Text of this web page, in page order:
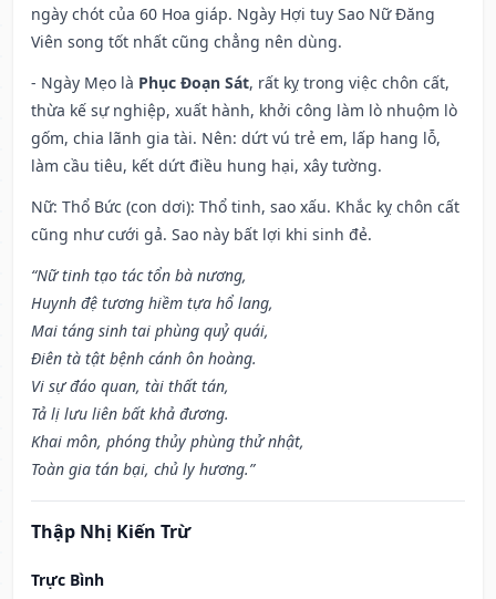
ngày chót của 60 Hoa giáp. Ngày Hợi tuy Sao Nữ Đăng
Viên song tốt nhất cũng chẳng nên dùng.
- Ngày Mẹo là Phục Đoạn Sát, rất kỵ trong việc chôn cất,
thừa kế sự nghiệp, xuất hành, khởi công làm lò nhuộm lò
gốm, chia lãnh gia tài. Nên: dứt vú trẻ em, lấp hang lỗ,
làm cầu tiêu, kết dứt điều hung hại, xây tường.
Nữ: Thổ Bức (con dơi): Thổ tinh, sao xấu. Khắc kỵ chôn cất
cũng như cưới gả. Sao này bất lợi khi sinh đẻ.
“Nữ tinh tạo tác tổn bà nương,
Huynh đệ tương hiềm tựa hổ lang,
Mai táng sinh tai phùng quỷ quái,
Điên tà tật bệnh cánh ôn hoàng.
Vi sự đáo quan, tài thất tán,
Tả lị lưu liên bất khả đương.
Khai môn, phóng thủy phùng thử nhật,
Toàn gia tán bại, chủ ly hương.”
Thập Nhị Kiến Trừ
Trực Bình